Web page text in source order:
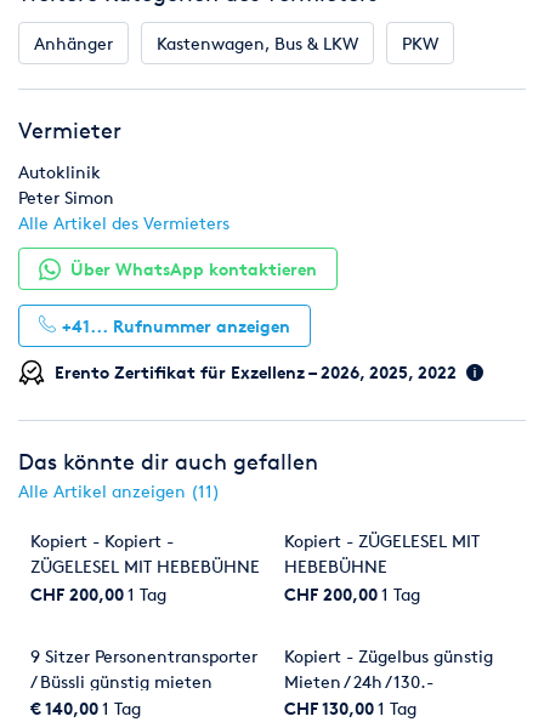
CHF 500.- (Führerausweis erforderlich)
Masse
Länge 4m / Breite 2m / Höhe 2m
Bemerkung
halber Tag: max. 4h / ganzer Tag: max 24h
Die Fahrzeuge sind jeweils vollgetankt und sauber und müssen
im gleichen Zustand wieder retourniert werden
Anhänger Kastenwagen, Bus & LKW PKW
Vermieter
Autoklinik
Peter Simon
Alle Artikel des Vermieters
Über WhatsApp kontaktieren
+41... Rufnummer anzeigen
Erento Zertifikat für Exzellenz – 2026, 2025, 2022
Das könnte dir auch gefallen
Alle Artikel anzeigen (11)
Kopiert - Kopiert -
ZÜGELESEL MIT HEBEBÜHNE
CHF 200,001 Tag
Kopiert - ZÜGELESEL MIT
HEBEBÜHNE
CHF 200,001 Tag
9 Sitzer Personentransporter
/ Büssli günstig mieten
€ 140,001 Tag
Kopiert - Zügelbus günstig
Mieten / 24h / 130.-
CHF 130,001 Tag